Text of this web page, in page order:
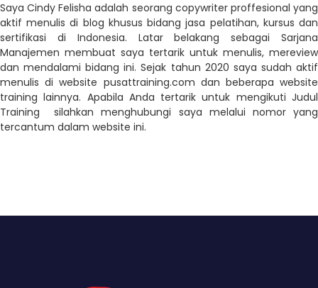
Saya Cindy Felisha adalah seorang copywriter proffesional yang
aktif menulis di blog khusus bidang jasa pelatihan, kursus dan
sertifikasi di Indonesia. Latar belakang sebagai Sarjana
Manajemen membuat saya tertarik untuk menulis, mereview
dan mendalami bidang ini. Sejak tahun 2020 saya sudah aktif
menulis di website pusattraining.com dan beberapa website
training lainnya. Apabila Anda tertarik untuk mengikuti Judul
Training silahkan menghubungi saya melalui nomor yang
tercantum dalam website ini.